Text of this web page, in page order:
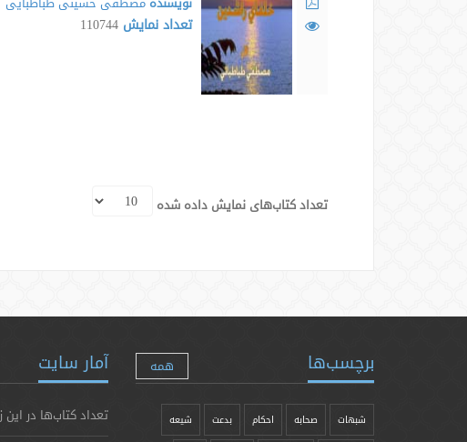
تعداد نمایش 110744
تعداد کتاب‌های نمایش داده شده
برچسب‌ها همه
شبهات صحابه احکام بدعت شیعه
آمار سایت
تعداد کتاب‌ها در این